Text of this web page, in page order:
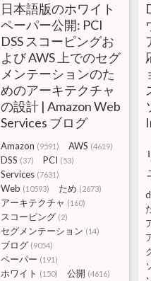
日本語版のホワイト
ペーパー公開: PCI
DSS スコーピングお
よび AWS 上でのセグ
メンテーションのた
めのアーキテクチャ
の設計 | Amazon Web
Services ブログ
Amazon (9591) AWS (4619)
DSS (37) PCI (53)
Services (7631)
Web (10593) ため (2673)
アーキテクチャ (160)
スコーピング (2)
セグメンテーション (14)
ブログ (9054)
ペーパー (191)
ホワイト (150) 公開 (4616)